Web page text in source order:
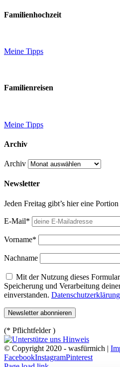
Familienhochzeit
Meine Tipps
Familienreisen
Meine Tipps
Archiv
Archiv
Newsletter
Jeden Freitag gibt’s hier eine
E-Mail*
Vorname*
Nachname
Mit der Nutzung dieses
Speicherung und Verarbeitung
einverstanden. Datenschutzerklärung
(* Pflichtfelder )
© Copyright 2020 - wasfürmich |
FacebookInstagramPinterest